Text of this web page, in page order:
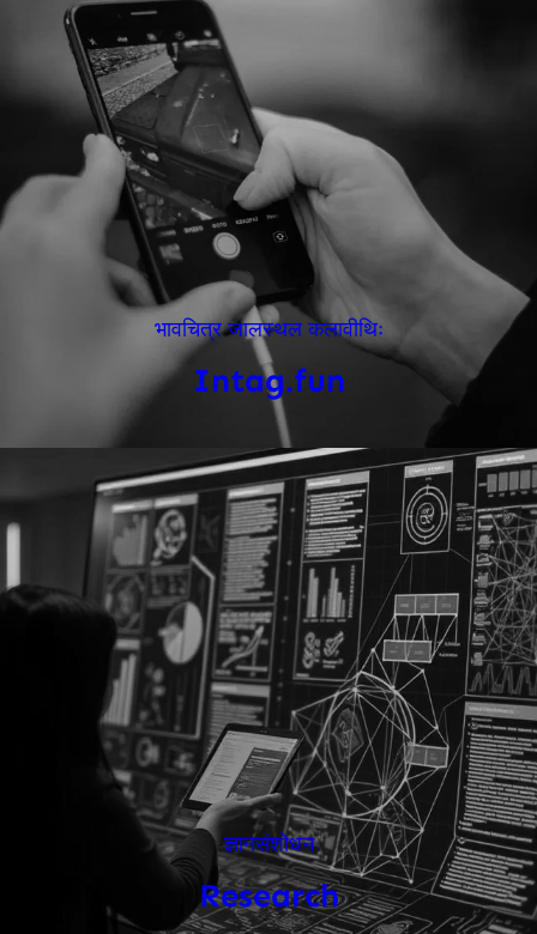
भावचित्र जालस्थल कलावीथिः
Intag.fun
ज्ञानसंशोधन
Research